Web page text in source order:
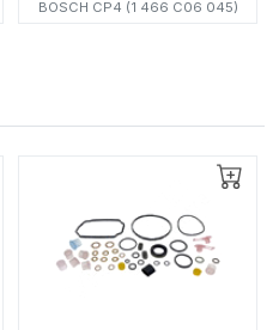
BOSCH CP4 (1 466 C06 045)